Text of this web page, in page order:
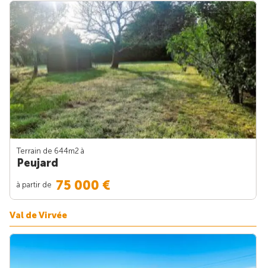
Terrain de 644m2 à
Peujard
à partir de 75 000 €
Val de Virvée